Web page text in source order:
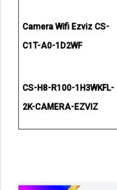
Camera Wifi Ezviz CS-
C1T-A0-1D2WF
CS-H8-R100-1H3WKFL-
2K-CAMERA-EZVIZ